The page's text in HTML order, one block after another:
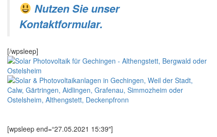
Nutzen Sie unser
Kontaktformular.
[/wpsleep]
[wpsleep end=“27.05.2021 15:39″]